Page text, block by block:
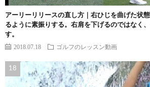
アーリーリリースの直し方｜右ひじを曲げた状
るように素振りする。右肩を下げるのではなく
す。
2018.07.18 ゴルフのレッスン動画